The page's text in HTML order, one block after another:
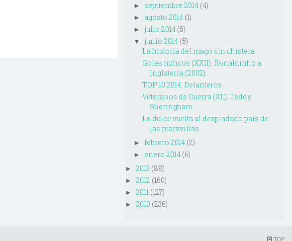
► septiembre 2014 (4)
► agosto 2014 (1)
► julio 2014 (5)
▼ junio 2014 (5)
La historia del mago sin chistera
Goles míticos (XXII): Ronaldinho a
Inglaterra (2002)
TOP 10 2014: Delanteros
Veteranos de Guerra (XL): Teddy
Sheringham
La dulce vuelta al despiadado país de
las maravillas
► febrero 2014 (2)
► enero 2014 (6)
► 2013 (88)
► 2012 (160)
► 2011 (127)
► 2010 (236)
TOP